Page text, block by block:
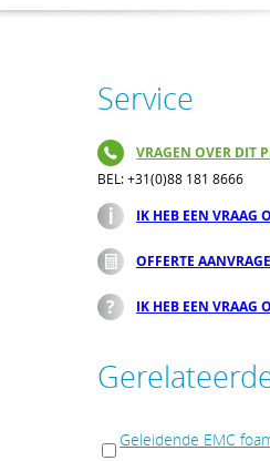
Service
VRAGEN OVER DIT
BEL: +31(0)88 181 8666
IK HEB EEN VRAAG
OFFERTE
IK HEB EEN VRAAG
Geleidende EMC